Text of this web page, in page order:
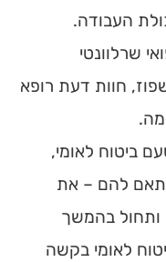
העבודה.
שרלוונטי
חוות דעת רופא
ביטוח לאומי,
להם – את
ותחול בהמשך
לאומי בקשה